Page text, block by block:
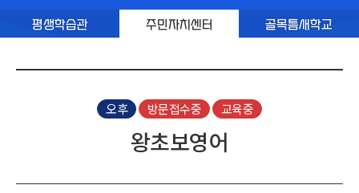
평생학습관 주민자치센터 골목틈새학교
오후 방문접수중 교육중
왕초보영어